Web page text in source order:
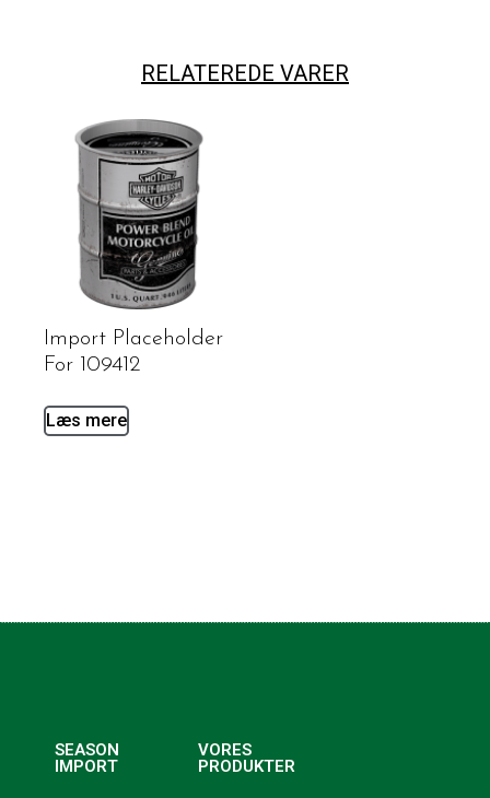
RELATEREDE VARER
Import Placeholder
For 109412
Læs mere
SEASON
IMPORT
VORES
PRODUKTER